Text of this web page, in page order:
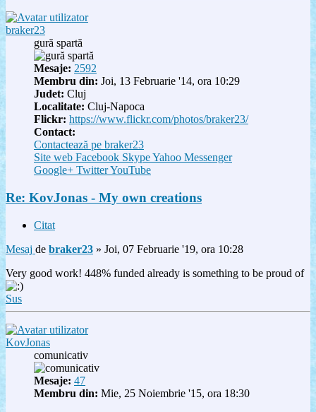
braker23
gură spartă
Mesaje: 2592
Membru din: Joi, 13 Februarie '14, ora 10:29
Judet: Cluj
Localitate: Cluj-Napoca
Flickr: https://www.flickr.com/photos/braker23/
Contact:
Contactează pe braker23
Site web Facebook SkypeYahoo Messenger
Google+ TwitterYouTube
Re: KovJonas - My own creations
Citat
Mesaj de braker23 » Joi, 07 Februarie '19, ora 10:28
Very good work! 448% funded already is something to be proud of
Sus
KovJonas
comunicativ
Mesaje: 47
Membru din: Mie, 25 Noiembrie '15, ora 18:30